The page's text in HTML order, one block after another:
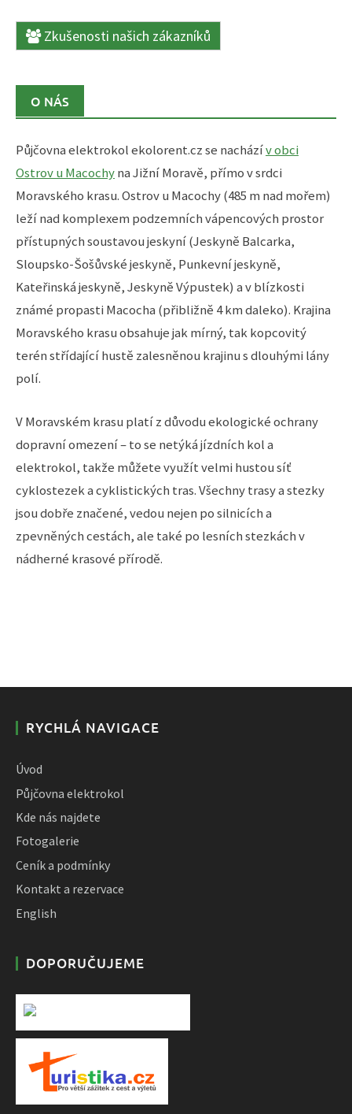
Zkušenosti našich zákazníků
O NÁS
Půjčovna elektrokol ekolorent.cz se nacházív obci
Ostrov u Macochyna Jižní Moravě, přímo v srdci
Moravského krasu. Ostrov u Macochy (485 m nad mořem)
leží nad komplexem podzemních vápencových prostor
přístupných soustavou jeskyní (Jeskyně Balcarka,
Sloupsko-Šošůvské jeskyně, Punkevní jeskyně,
Kateřinská jeskyně, Jeskyně Výpustek) a v blízkosti
známé propasti Macocha (přibližně 4 km daleko). Krajina
Moravského krasu obsahuje jak mírný, tak kopcovitý
terén střídající hustě zalesněnou krajinu s dlouhými lány
polí.
V Moravském krasu platí z důvodu ekologické ochrany
dopravní omezení – to se netýká jízdních kol a
elektrokol, takže můžete využít velmi hustou síť
cyklostezek a cyklistických tras. Všechny trasy a stezky
jsou dobře značené, vedou nejen po silnicích a
zpevněných cestách, ale také po lesních stezkách v
nádherné krasové přírodě.
RYCHLÁ NAVIGACE
Úvod
Půjčovna elektrokol
Kde nás najdete
Fotogalerie
Ceník a podmínky
Kontakt a rezervace
English
DOPORUČUJEME